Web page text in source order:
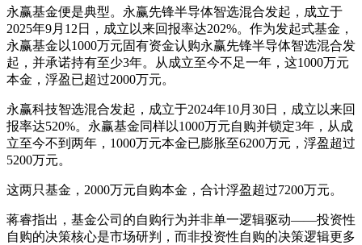
永赢基金便是典型。永赢先锋半导体智选混合发起，成立于
2025年9月12日，成立以来回报率达202%。作为发起式基金，
永赢基金以1000万元固有资金认购永赢先锋半导体智选混合发
起，并承诺持有至少3年。从成立至今不足一年，这1000万元
本金，浮盈已超过2000万元。
永赢科技智选混合发起，成立于2024年10月30日，成立以来回
报率达520%。永赢基金同样以1000万元自购并锁定3年，从成
立至今不到两年，1000万元本金已膨胀至6200万元，浮盈超过
5200万元。
这两只基金，2000万元自购本金，合计浮盈超过7200万元。
蒋睿指出，基金公司的自购行为并非单一逻辑驱动——投资性
自购的决策核心是市场研判，而非投资性自购的决策逻辑更多